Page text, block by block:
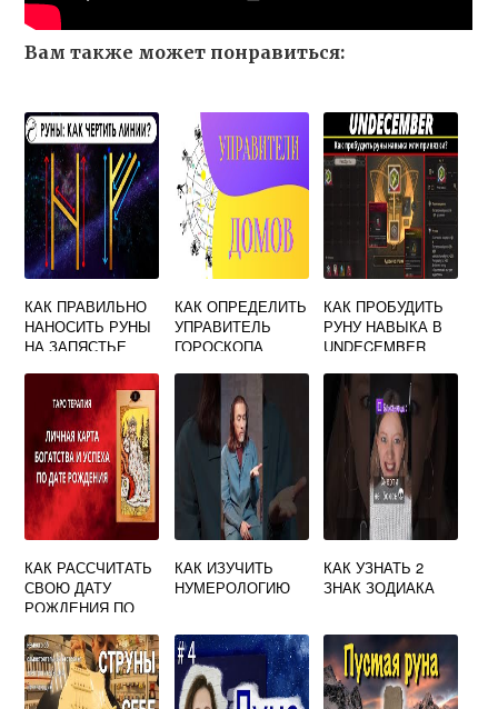
Вам также может понравиться:
КАК ПРАВИЛЬНО
НАНОСИТЬ РУНЫ
НА ЗАПЯСТЬЕ
КАК ОПРЕДЕЛИТЬ
УПРАВИТЕЛЬ
ГОРОСКОПА
КАК ПРОБУДИТЬ
РУНУ НАВЫКА В
UNDECEMBER
КАК РАССЧИТАТЬ
СВОЮ ДАТУ
РОЖДЕНИЯ ПО
КАК ИЗУЧИТЬ
НУМЕРОЛОГИЮ
КАК УЗНАТЬ 2
ЗНАК ЗОДИАКА